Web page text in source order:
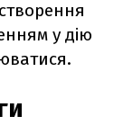
у дію